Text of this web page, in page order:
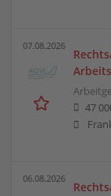
07.08.2026
47
06.08.2026